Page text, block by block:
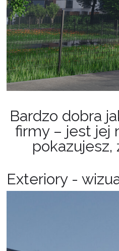
Bardzo dobra
firmy – jest jej
pokazujesz,
Exteriory -